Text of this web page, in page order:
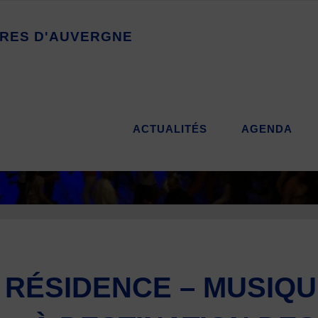
RES D'AUVERGNE
ACTUALITÉS AGENDA
–